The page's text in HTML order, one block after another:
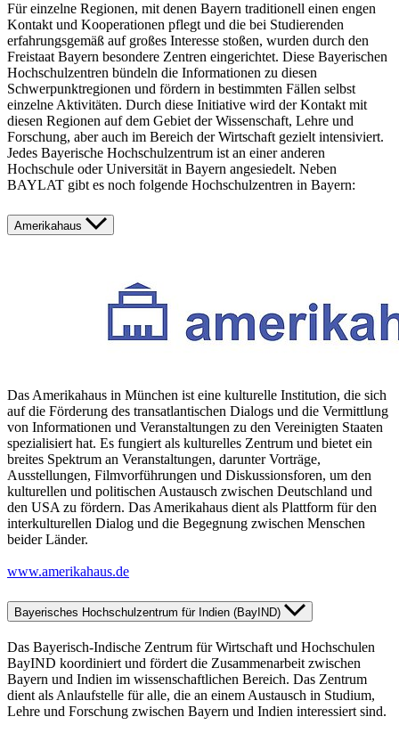
Für einzelne Regionen, mit denen Bayern traditionell einen engen
Kontakt und Kooperationen pflegt und die bei Studierenden
erfahrungsgemäß auf großes Interesse stoßen, wurden durch den
Freistaat Bayern besondere Zentren eingerichtet. Diese Bayerischen
Hochschulzentren bündeln die Informationen zu diesen
Schwerpunktregionen und fördern in bestimmten Fällen selbst
einzelne Aktivitäten. Durch diese Initiative wird der Kontakt mit
diesen Regionen auf dem Gebiet der Wissenschaft, Lehre und
Forschung, aber auch im Bereich der Wirtschaft gezielt intensiviert.
Jedes Bayerische Hochschulzentrum ist an einer anderen
Hochschule oder Universität in Bayern angesiedelt. Neben
BAYLAT gibt es noch folgende Hochschulzentren in Bayern:
Amerikahaus
Das Amerikahaus in München ist eine kulturelle Institution, die sich
auf die Förderung des transatlantischen Dialogs und die Vermittlung
von Informationen und Veranstaltungen zu den Vereinigten Staaten
spezialisiert hat. Es fungiert als kulturelles Zentrum und bietet ein
breites Spektrum an Veranstaltungen, darunter Vorträge,
Ausstellungen, Filmvorführungen und Diskussionsforen, um den
kulturellen und politischen Austausch zwischen Deutschland und
den USA zu fördern. Das Amerikahaus dient als Plattform für den
interkulturellen Dialog und die Begegnung zwischen Menschen
beider Länder.
www.amerikahaus.de
Bayerisches Hochschulzentrum für Indien (BayIND)
Das Bayerisch-Indische Zentrum für Wirtschaft und Hochschulen
BayIND koordiniert und fördert die Zusammenarbeit zwischen
Bayern und Indien im wissenschaftlichen Bereich. Das Zentrum
dient als Anlaufstelle für alle, die an einem Austausch in Studium,
Lehre und Forschung zwischen Bayern und Indien interessiert sind.